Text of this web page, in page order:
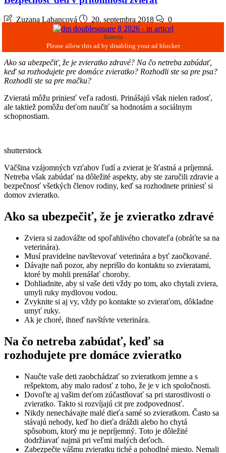
Zuzana Labancová 20. septembra 2018 0
Inzercia
Ako sa ubezpečiť, že je zvieratko zdravé? Na čo netreba zabúdať,
keď sa rozhodujete pre domáce zvieratko? Rozhodli ste sa pre psa?
Rozhodli ste sa pre mačku?
Zvieratá môžu priniesť veľa radosti. Prinášajú však nielen radosť,
ale taktiež pomôžu deťom naučiť sa hodnotám a sociálnym
schopnostiam.
shutterstock
Väčšina vzájomných vzťahov ľudí a zvierat je šťastná a príjemná.
Netreba však zabúdať na dôležité aspekty, aby ste zaručili zdravie a
bezpečnosť všetkých členov rodiny, keď sa rozhodnete priniesť si
domov zvieratko.
Ako sa ubezpečiť, že je zvieratko zdravé
Zviera si zadovážte od spoľahlivého chovateľa (obráťte sa na
veterinára).
Musí pravidelne navštevovať veterinára a byť zaočkované.
Dávajte naň pozor, aby neprišlo do kontaktu so zvieratami,
ktoré by mohli prenášať choroby.
Dohliadnite, aby si vaše deti vždy po tom, ako chytali zviera,
umyli ruky mydlovou vodou.
Zvyknite si aj vy, vždy po kontakte so zvieraťom, dôkladne
umyť ruky.
Ak je choré, ihneď navštívte veterinára.
Na čo netreba zabúdať, keď sa
rozhodujete pre domáce zvieratko
Naučte vaše deti zaobchádzať so zvieratkom jemne a s
rešpektom, aby malo radosť z toho, že je v ich spoločnosti.
Dovoľte aj vašim deťom zúčastňovať sa pri starostlivosti o
zvieratko. Takto si rozvíjajú cit pre zodpovednosť.
Nikdy nenechávajte malé dieťa samé so zvieratkom. Často sa
stávajú nehody, keď ho dieťa dráždi alebo ho chytá
spôsobom, ktorý mu je nepríjemný. Toto je dôležité
dodržiavať najmä pri veľmi malých deťoch.
Zabezpečte vášmu zvieratku tiché a pohodlné miesto. Nemali